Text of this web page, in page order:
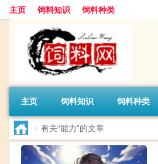
主页 饲料知识 饲料种类
主页 饲料知识 饲料种类
> 有关“能力”的文章